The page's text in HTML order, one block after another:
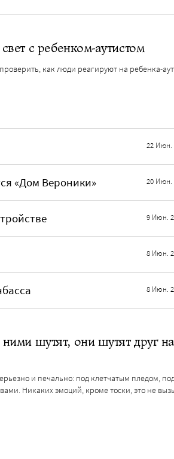
с ребенком-аутистом
как люди реагируют на ребенка-
22 Июн.
«Дом Вероники» 20 Июн.
9 Июн.
8 Июн.
8 Июн.
шутят, они шутят друг
и печально: под клетчатым пледом,
Никаких эмоций, кроме тоски, это не